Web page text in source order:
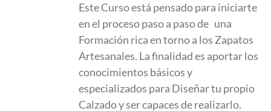
Este Curso está pensado para iniciarte
en el proceso paso a paso de una
Formación rica en torno a los Zapatos
Artesanales. La finalidad es aportar los
conocimientos básicos y
especializados para Diseñar tu propio
Calzado y ser capaces de realizarlo.